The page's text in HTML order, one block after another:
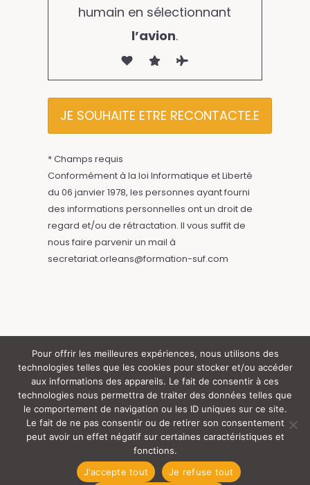
humain en sélectionnant
l’avion.
* Champs requis
Conformément à la loi Informatique et Liberté
du 06 janvier 1978, les personnes ayant fourni
des informations personnelles ont un droit de
regard et/ou de rétractation. Il vous suffit de
nous faire parvenir un mail à
secretariat.orleans@formation-suf.com
Tous droits réservés (c) SUF (y) 2024 |
Rgpd Mentions Légales
S’inscrire
Certificat Qualiopi
[ Newsletter ]
Pour offrir les meilleures expériences, nous utilisons des
technologies telles que les cookies pour stocker et/ou accéder
aux informations des appareils. Le fait de consentir à ces
technologies nous permettra de traiter des données telles que
le comportement de navigation ou les ID uniques sur ce site.
Le fait de ne pas consentir ou de retirer son consentement
peut avoir un effet négatif sur certaines caractéristiques et
fonctions.
J'accepte tout
Je refuse tout